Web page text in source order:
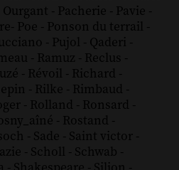
Ourgant - Pacherie - Pavie -
- Poe - Ponson du terrail -
- Pujol - Qaderi -
- Ramuz - Reclus -
- Révoil - Richard -
- Rilke - Rimbaud -
- Rolland - Ronsard -
- Rostand -
- Sade - Saint victor -
- Scholl - Schwab -